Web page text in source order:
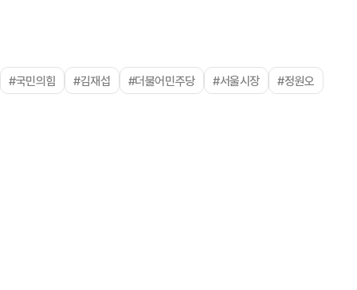
#국민의힘 #김재섭 #더불어민주당 #서울시장 #정원오